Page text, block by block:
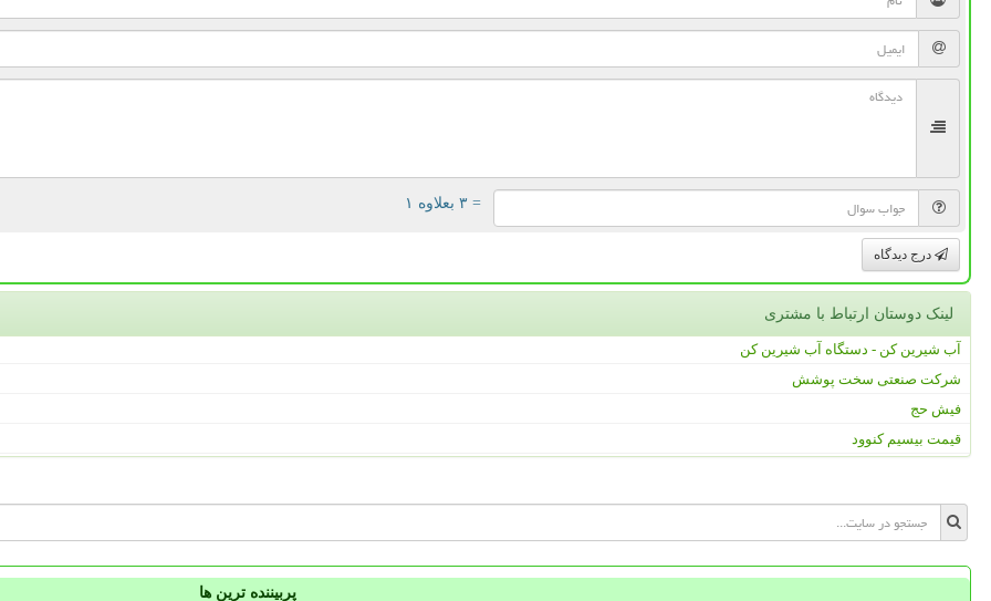
= ۳ بعلاوه ۱
درج دیدگاه
لینک دوستان ارتباط با مشتری
آب شیرین کن - دستگاه آب شیرین کن
شرکت صنعتی سخت پوشش
فیش حج
قیمت بیسیم کنوود
پربیننده ترین ها